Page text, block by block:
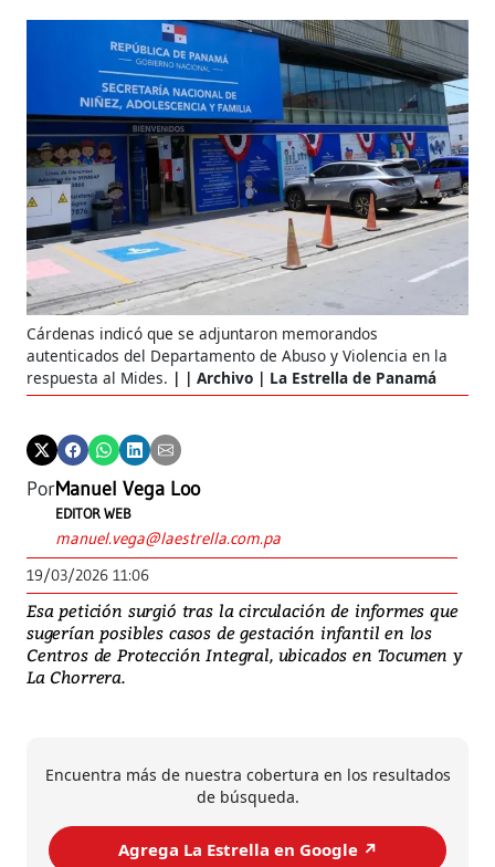
Cárdenas indicó que se adjuntaron memorandos
autenticados del Departamento de Abuso y Violencia en la
respuesta al Mides.
| Archivo | La Estrella de Panamá
PorManuel Vega Loo
EDITOR WEB
manuel.vega@laestrella.com.pa
19/03/2026 11:06
Esa petición surgió tras la circulación de informes que
sugerían posibles casos de gestación infantil en los
Centros de Protección Integral, ubicados en Tocumen y
La Chorrera.
Encuentra más de nuestra cobertura en los resultados
de búsqueda.
Agrega La Estrella en Google ↗️